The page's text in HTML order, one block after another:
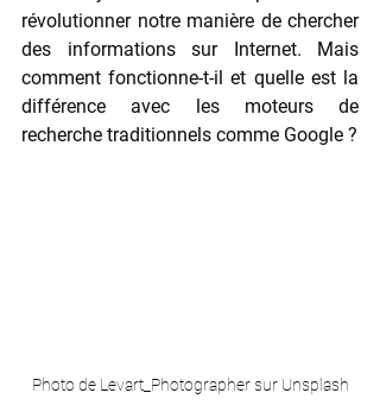
révolutionner notre manière de chercher
des informations sur Internet. Mais
comment fonctionne-t-il et quelle est la
différence avec les moteurs de
Photo de Levart_Photographer sur Unsplash